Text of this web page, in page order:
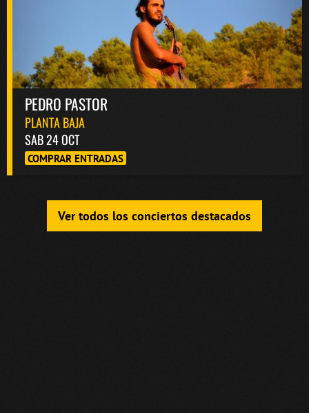
PEDRO PASTOR
PLANTA BAJA
SAB 24 OCT
COMPRAR ENTRADAS
Ver todos los conciertos destacados